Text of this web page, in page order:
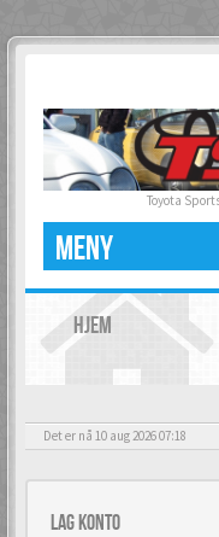
Toyota
MENY
HJEM
Det er nå 10 aug 2026 07:18
Lag konto